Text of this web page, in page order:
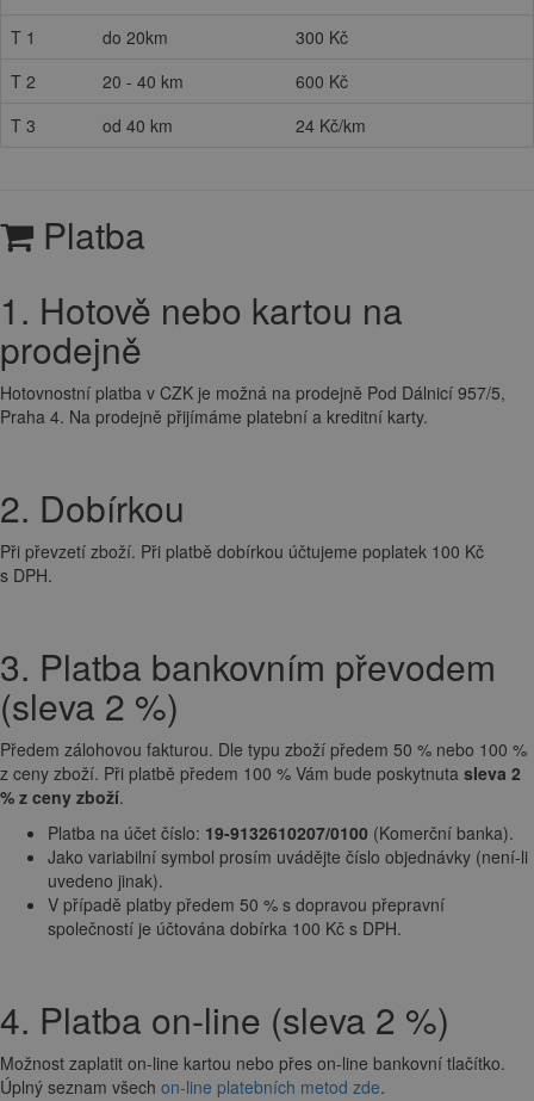
T 1
do 20km
300 Kč
T 2
20 - 40 km
600 Kč
T 3
od 40 km 24 Kč/km
Platba
1. Hotově nebo kartou na
prodejně
Hotovnostní platba v CZK je možná na prodejně Pod Dálnicí 957/5,
Praha 4. Na prodejně přijímáme platební a kreditní karty.
2. Dobírkou
Při převzetí zboží. Při platbě dobírkou účtujeme poplatek 100 Kč
s DPH.
3. Platba bankovním převodem
(sleva 2 %)
Předem zálohovou fakturou. Dle typu zboží předem 50 % nebo 100 %
z ceny zboží. Při platbě předem 100 % Vám bude poskytnuta sleva 2
% z ceny zboží.
Platba na účet číslo: 19-9132610207/0100 (Komerční banka).
Jako variabilní symbol prosím uvádějte číslo objednávky (není-li
uvedeno jinak).
V případě platby předem 50 % s dopravou přepravní
společností je účtována dobírka 100 Kč s DPH.
4. Platba on-line (sleva 2 %)
Možnost zaplatit on-line kartou nebo přes on-line bankovní tlačítko.
Úplný seznam všech on-line platebních metod zde.